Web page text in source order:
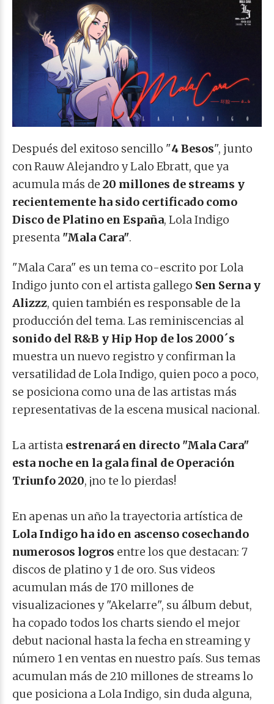
Después del exitoso sencillo "4 Besos", junto
con Rauw Alejandro y Lalo Ebratt, que ya
acumula más de 20 millones de streams y
recientemente ha sido certificado como
Disco de Platino en España, Lola Indigo
presenta "Mala Cara".
"Mala Cara" es un tema co-escrito por Lola
Indigo junto con el artista gallego Sen Serna y
Alizzz, quien también es responsable de la
producción del tema. Las reminiscencias al
sonido del R&B y Hip Hop de los 2000´s
muestra un nuevo registro y confirman la
versatilidad de Lola Indigo, quien poco a poco,
se posiciona como una de las artistas más
representativas de la escena musical nacional.
La artista estrenará en directo "Mala Cara"
esta noche en la gala final de Operación
Triunfo 2020, ¡no te lo pierdas!
En apenas un año la trayectoria artística de
Lola Indigo ha ido en ascenso cosechando
numerosos logros entre los que destacan: 7
discos de platino y 1 de oro. Sus videos
acumulan más de 170 millones de
visualizaciones y "Akelarre", su álbum debut,
ha copado todos los charts siendo el mejor
debut nacional hasta la fecha en streaming y
número 1 en ventas en nuestro país. Sus temas
acumulan más de 210 millones de streams lo
que posiciona a Lola Indigo, sin duda alguna,